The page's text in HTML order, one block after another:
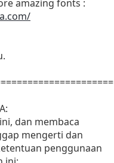
amazing fonts :
dan membaca
mengerti dan
penggunaan